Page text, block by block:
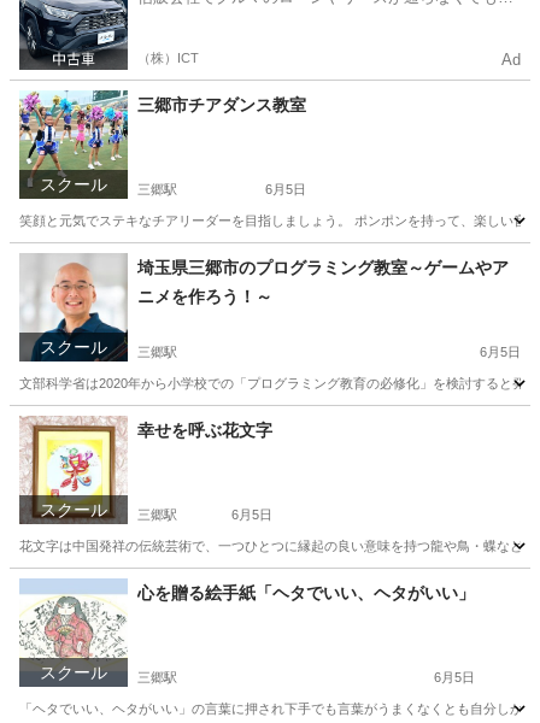
（株）ICT Ad
スクール
三郷市チアダンス教室
三郷駅 6月5日
笑顔と元気でステキなチアリーダーを目指しましょう。 ポンポンを持って、楽し
埼玉 三郷市 三郷駅 その他 チアダンス
スクール
埼玉県三郷市のプログラミング教室～ゲームやア
ニメを作ろう！～
三郷駅 6月5日
文部科学省は2020年から小学校での「プログラミング教育の必修化」を検討すると
埼玉 三郷市 三郷駅 プログラミング
スクール
幸せを呼ぶ花文字
三郷駅 6月5日
花文字は中国発祥の伝統芸術で、一つひとつに縁起の良い意味を持つ龍や鳥・蝶など
埼玉 三郷市 三郷駅 その他 花文字
スクール
心を贈る絵手紙「ヘタでいい、ヘタがいい」
三郷駅 6月5日
「ヘタでいい、ヘタがいい」の言葉に押され下手でも言葉がうまくなくとも自分し